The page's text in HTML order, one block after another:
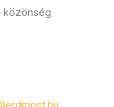
közönség